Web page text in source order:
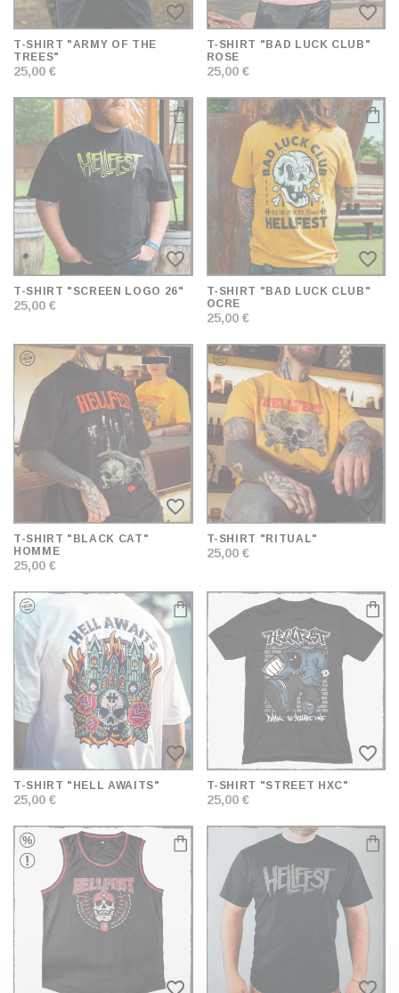
favorite_border
T-SHIRT "ARMY OF THE
TREES"
25,00 €
favorite_border
T-SHIRT "BAD LUCK CLUB"
ROSE
25,00 €
favorite_border
T-SHIRT "SCREEN LOGO 26"
25,00 €
favorite_border
T-SHIRT "BAD LUCK CLUB"
OCRE
25,00 €
favorite_border
T-SHIRT "BLACK CAT"
HOMME
25,00 €
favorite_border
T-SHIRT "RITUAL"
25,00 €
favorite_border
T-SHIRT "HELL AWAITS"
25,00 €
favorite_border
T-SHIRT "STREET HXC"
25,00 €
favorite_border favorite_border